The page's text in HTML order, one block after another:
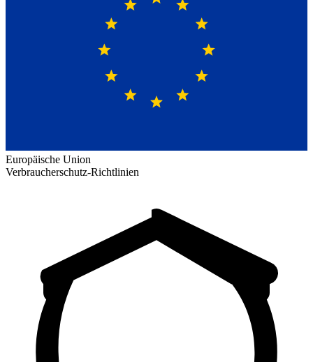
Europäische Union
Verbraucherschutz-Richtlinien